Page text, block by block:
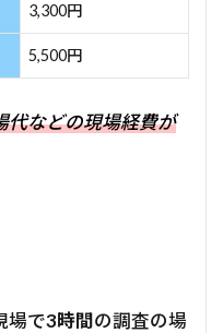
3,300円
5,500円
代などの現場経費が
場で3時間の調査の場